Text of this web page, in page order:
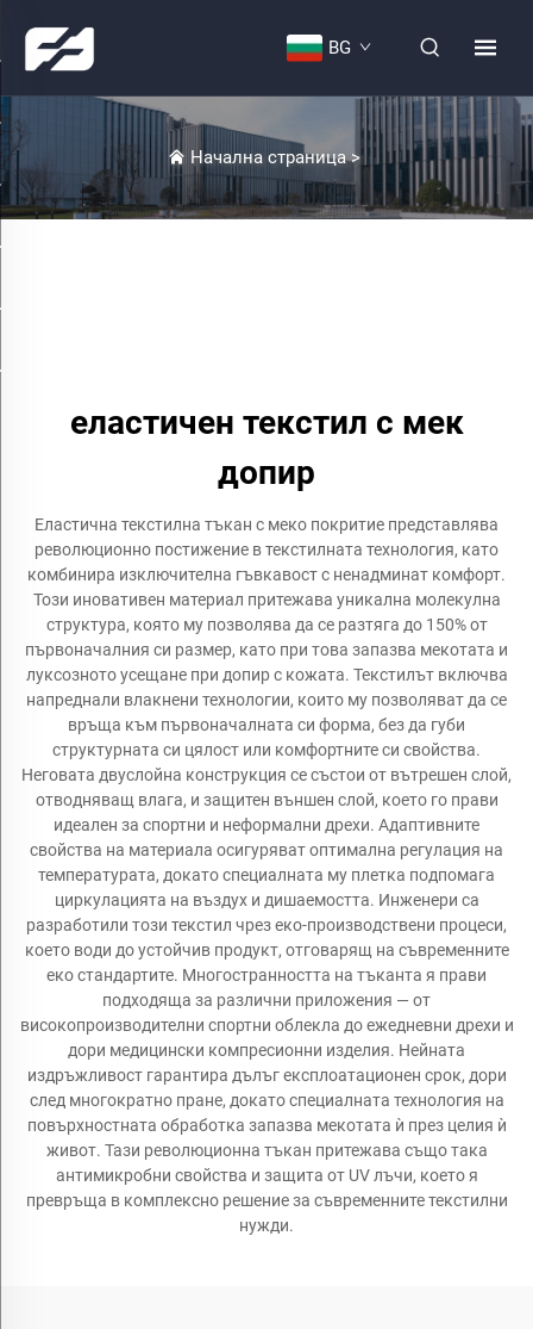
BG
Начална страница>
еластичен текстил с мек
допир
Еластична текстилна тъкан с меко покритие представлява
революционно постижение в текстилната технология, като
комбинира изключителна гъвкавост с ненадминат комфорт.
Този иновативен материал притежава уникална молекулна
структура, която му позволява да се разтяга до 150% от
първоначалния си размер, като при това запазва мекотата и
луксозното усещане при допир с кожата. Текстилът включва
напреднали влакнени технологии, които му позволяват да се
връща към първоначалната си форма, без да губи
структурната си цялост или комфортните си свойства.
Неговата двуслойна конструкция се състои от вътрешен слой,
отводняващ влага, и защитен външен слой, което го прави
идеален за спортни и неформални дрехи. Адаптивните
свойства на материала осигуряват оптимална регулация на
температурата, докато специалната му плетка подпомага
циркулацията на въздух и дишаемостта. Инженери са
разработили този текстил чрез еко-производствени процеси,
което води до устойчив продукт, отговарящ на съвременните
еко стандартите. Многостранността на тъканта я прави
подходяща за различни приложения — от
високопроизводителни спортни облекла до ежедневни дрехи и
дори медицински компресионни изделия. Нейната
издръжливост гарантира дълъг експлоатационен срок, дори
след многократно пране, докато специалната технология на
повърхностната обработка запазва мекотата ѝ през целия ѝ
живот. Тази революционна тъкан притежава също така
антимикробни свойства и защита от UV лъчи, което я
превръща в комплексно решение за съвременните текстилни
нужди.